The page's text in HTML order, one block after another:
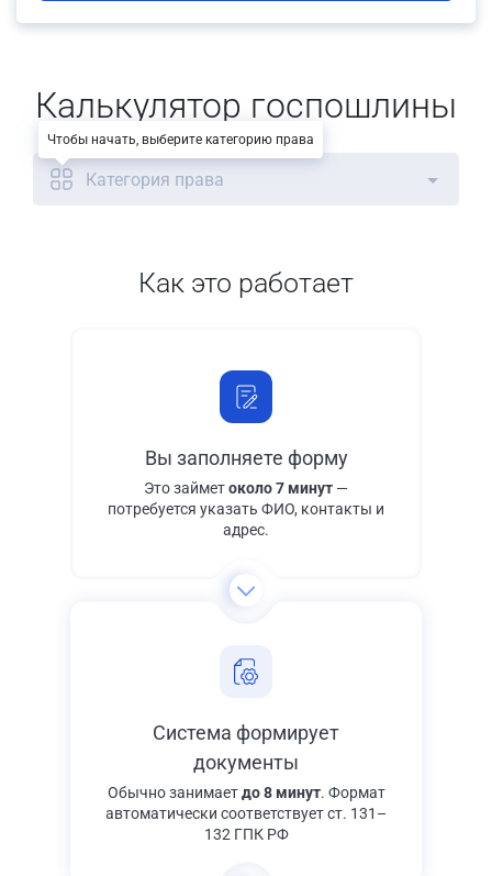
Калькулятор госпошлины
Категория права
Как это работает
Вы заполняете форму
Это займетоколо 7 минут —
потребуется указать ФИО, контакты и
адрес.
Система формирует
документы
Обычно занимаетдо 8 минут. Формат
автоматически соответствует ст. 131–
132 ГПК РФ
Чтобы начать, выберите категорию права